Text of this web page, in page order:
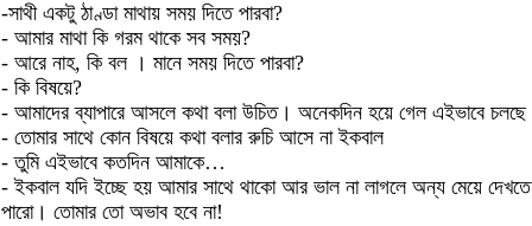
-সাথী একটু ঠাণ্ডা মাথায় সময় দিতে পারবা?
- আমার মাথা কি গরম থাকে সব সময়?
- আরে নাহ, কি বল । মানে সময় দিতে পারবা?
- কি বিষয়ে?
- আমাদের ব্যাপারে আসলে কথা বলা উচিত। অনেকদিন হয়ে গেল এইভাবে চলছে
- তোমার সাথে কোন বিষয়ে কথা বলার রুচি আসে না ইকবাল
- তুমি এইভাবে কতদিন আমাকে…
- ইকবাল যদি ইচ্ছে হয় আমার সাথে থাকো আর ভাল না লাগলে অন্য মেয়ে দেখতে
পারো। তোমার তো অভাব হবে না!